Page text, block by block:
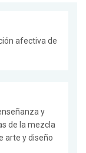
afectiva de
y
de la mezcla
arte y diseño